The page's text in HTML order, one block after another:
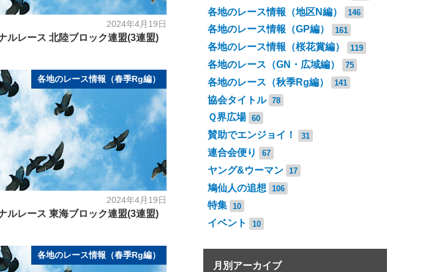
2024年4月19日
ルレース 北陸ブロック連盟(3連盟)
各地のレース情報（春季Rg編）
2024年4月19日
ルレース 東海ブロック連盟(3連盟)
各地のレース情報（春季Rg編）
各地のレース情報（地区N編） 146
各地のレース情報（GP編） 161
各地のレース情報（桜花賞編） 119
各地のレース（GN・広域編） 75
各地のレース（秋季Rg編） 141
協会タイトル 78
Ｑ界広場 60
賛助でエンジョイ！ 31
連合会便り 67
ヤング&ウーマン 17
鳩仙人の追想 106
特集 10
イベント 10
月別アーカイブ